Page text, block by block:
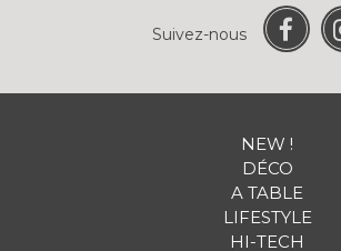
Suivez-nous
NEW !
DÉCO
A TABLE
LIFESTYLE
HI-TECH